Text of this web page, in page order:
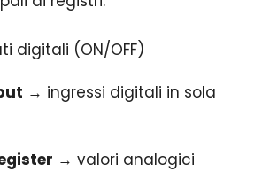
digitali (ON/OFF)
→ ingressi digitali in sola
→ valori analogici